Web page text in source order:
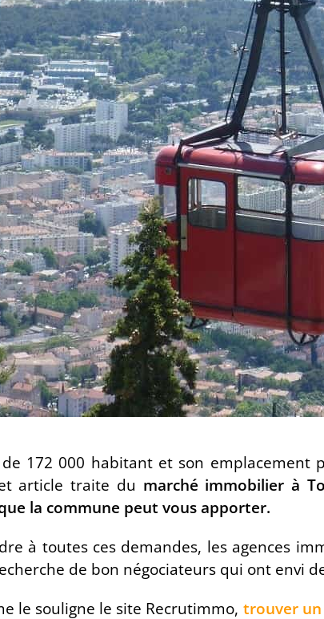
de 172 000 habitant et son
article traite du marché immobilier à
la commune peut vous apporter.
à toutes ces demandes, les agences
de bon négociateurs qui ont envi
le souligne le site Recrutimmo, trouver un